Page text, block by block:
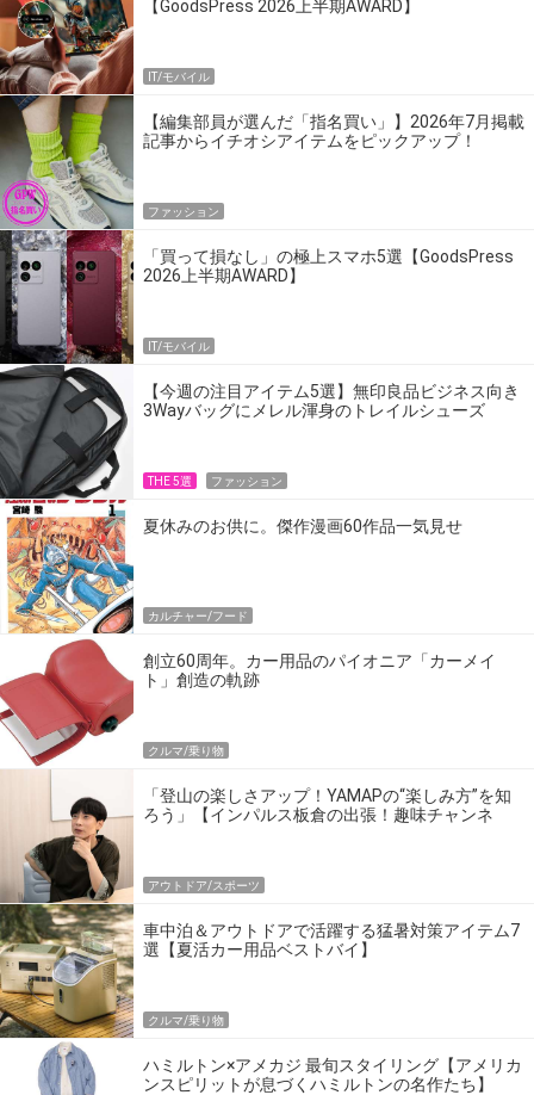
【GoodsPress 2026上半期AWARD】
IT/モバイル
【編集部員が選んだ「指名買い」】2026年7月掲載
記事からイチオシアイテムをピックアップ！
ファッション
「買って損なし」の極上スマホ5選【GoodsPress
2026上半期AWARD】
IT/モバイル
【今週の注目アイテム5選】無印良品ビジネス向き
3Wayバッグにメレル渾身のトレイルシューズ
THE 5選 ファッション
夏休みのお供に。傑作漫画60作品一気見せ
カルチャー/フード
創立60周年。カー用品のパイオニア「カーメイ
ト」創造の軌跡
クルマ/乗り物
「登山の楽しさアップ！YAMAPの“楽しみ方”を知
ろう」【インパルス板倉の出張！趣味チャンネ
アウトドア/スポーツ
車中泊＆アウトドアで活躍する猛暑対策アイテム7
選【夏活カー用品ベストバイ】
クルマ/乗り物
ハミルトン×アメカジ 最旬スタイリング【アメリカ
ンスピリットが息づくハミルトンの名作たち】